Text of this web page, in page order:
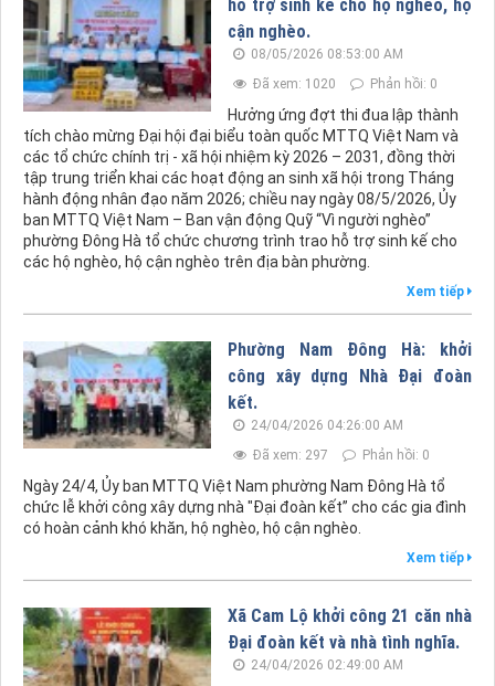
hỗ trợ sinh kế cho hộ nghèo, hộ
cận nghèo.
08/05/2026 08:53:00 AM
Đã xem: 1020
Phản hồi: 0
Hưởng ứng đợt thi đua lập thành
tích chào mừng Đại hội đại biểu toàn quốc MTTQ Việt Nam và
các tổ chức chính trị - xã hội nhiệm kỳ 2026 – 2031, đồng thời
tập trung triển khai các hoạt động an sinh xã hội trong Tháng
hành động nhân đạo năm 2026; chiều nay ngày 08/5/2026, Ủy
ban MTTQ Việt Nam – Ban vận động Quỹ “Vì người nghèo”
phường Đông Hà tổ chức chương trình trao hỗ trợ sinh kế cho
các hộ nghèo, hộ cận nghèo trên địa bàn phường.
Xem tiếp
Phường Nam Đông Hà: khởi
công xây dựng Nhà Đại đoàn
kết.
24/04/2026 04:26:00 AM
Đã xem: 297
Phản hồi: 0
Ngày 24/4, Ủy ban MTTQ Việt Nam phường Nam Đông Hà tổ
chức lễ khởi công xây dựng nhà "Đại đoàn kết” cho các gia đình
có hoàn cảnh khó khăn, hộ nghèo, hộ cận nghèo.
Xem tiếp
Xã Cam Lộ khởi công 21 căn nhà
Đại đoàn kết và nhà tình nghĩa.
24/04/2026 02:49:00 AM